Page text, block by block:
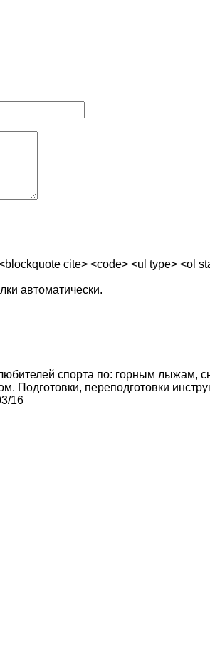
cite> <code> <ul type> <ol
автоматически.
спорта по: горным лыжам,
переподготовки
16